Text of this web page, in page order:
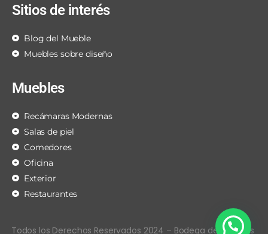
Sitios de interés
Blog del Mueble
Muebles sobre diseño
Muebles
Recámaras Modernas
Salas de piel
Comedores
Oficina
Exterior
Restaurantes
Todos los Derechos Reservados 2024 – Bodega de Muebles